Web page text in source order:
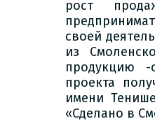
рост
своей
из
продукцию -
проекта
имени
«Сделано в